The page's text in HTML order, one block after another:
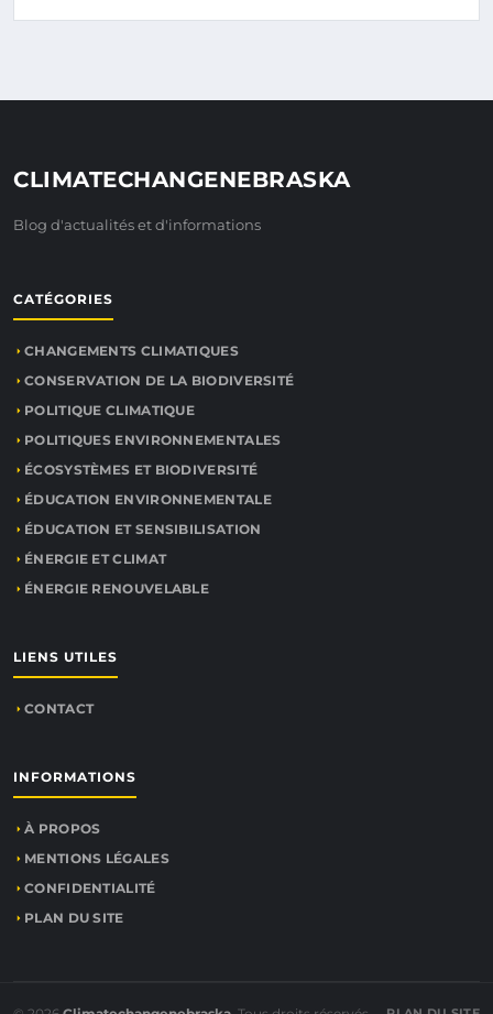
CLIMATECHANGENEBRASKA
Blog d'actualités et d'informations
CATÉGORIES
CHANGEMENTS CLIMATIQUES
CONSERVATION DE LA BIODIVERSITÉ
POLITIQUE CLIMATIQUE
POLITIQUES ENVIRONNEMENTALES
ÉCOSYSTÈMES ET BIODIVERSITÉ
ÉDUCATION ENVIRONNEMENTALE
ÉDUCATION ET SENSIBILISATION
ÉNERGIE ET CLIMAT
ÉNERGIE RENOUVELABLE
LIENS UTILES
CONTACT
INFORMATIONS
À PROPOS
MENTIONS LÉGALES
CONFIDENTIALITÉ
PLAN DU SITE